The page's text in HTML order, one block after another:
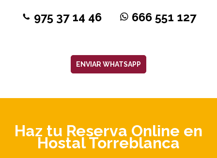
975 37 14 46 666 551 127
ENVIAR WHATSAPP
Haz tu Reserva Online en
Hostal Torreblanca